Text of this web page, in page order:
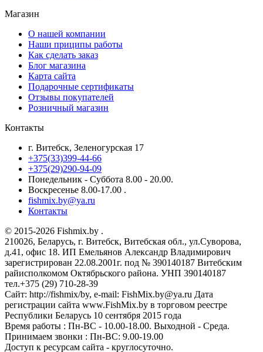
Магазин
О нашей компании
Наши приципы работы
Как сделать заказ
Блог магазина
Карта сайта
Подарочные сертификаты
Отзывы покупателей
Розничный магазин
Контакты
г. Витебск, Зеленогурская 17
+375(33)399-44-66
+375(29)290-94-09
Понедельник - Суббота 8.00 - 20.00.
Воскресенье 8.00-17.00 .
fishmix.by@ya.ru
Контакты
© 2015-2026 Fishmix.by .
210026, Беларусь, г. Витебск, Витебская обл., ул.Суворова,
д.41, офис 18. ИП Емельянов Александр Владимирович
зарегистрирован 22.08.2001г. под № 390140187 Витебским
райисполкомом Октябрьского района. УНП 390140187
тел.+375 (29) 710-28-39
Сайт: http://fishmix/by, e-mail: FishMix.by@ya.ru Дата
регистрации сайта www.FishMix.by в торговом реестре
Республики Беларусь 10 сентября 2015 года
Время работы : Пн-ВС - 10.00-18.00. Выходной - Среда.
Принимаем звонки : Пн-ВС: 9.00-19.00
Доступ к ресурсам сайта - круглосуточно.